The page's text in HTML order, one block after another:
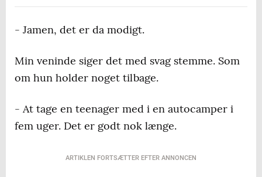
- Jamen, det er da modigt.
Min veninde siger det med svag stemme. Som
om hun holder noget tilbage.
- At tage en teenager med i en autocamper i
fem uger. Det er godt nok længe.
ARTIKLEN FORTSÆTTER EFTER ANNONCEN